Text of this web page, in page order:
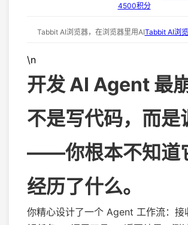
4500积分
Tabbit AI浏览器，在浏览器里用AITabbit AI浏
\n
开发 AI Agent 最
不是写代码，而是
——你根本不知道
经历了什么。
你精心设计了一个 Agent 工作流：